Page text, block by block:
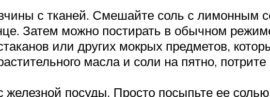
с тканей. Смешайте соль с лимонным
Затем можно постирать в обычном
или других мокрых предметов,
масла и соли на пятно,
железной посуды. Просто посыпьте ее